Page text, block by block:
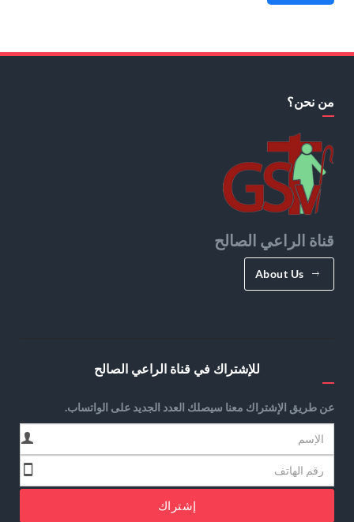
من نحن؟
قناة الراعي الصالح
About Us
للإشتراك في قناة الراعي الصالح
عن طريق الإشتراك معنا سيصلك العدد الجديد على الواتساب.
إشتراك